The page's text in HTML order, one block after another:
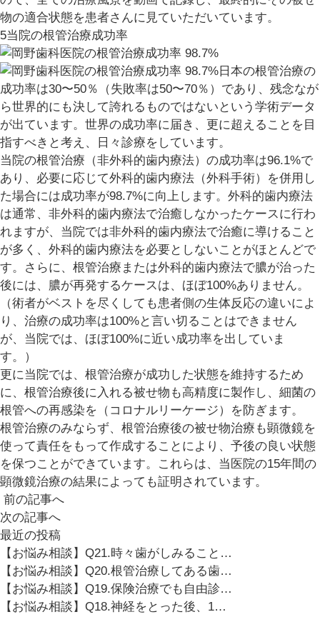
物の適合状態を患者さんに見ていただいています。
5当院の根管治療成功率
日本の根管治療の
成功率は30〜50％（失敗率は50〜70％）であり、残念なが
ら世界的にも決して誇れるものではないという学術データ
が出ています。世界の成功率に届き、更に超えることを目
指すべきと考え、日々診療をしています。
当院の根管治療（非外科的歯内療法）の成功率は96.1%で
あり、必要に応じて外科的歯内療法（外科手術）を併用し
た場合には成功率が98.7%に向上 します。外科的歯内療法
は通常、非外科的歯内療法で治癒しなかったケースに行わ
れますが、当院では非外科的歯内療法で治癒に導けること
が多く、外科的歯内療法を必要としないことがほとんどで
す。さらに、根管治療または外科的歯内療法で膿が治った
後には、 膿が再発するケースは、ほぼ100%ありません。
（術者がベストを尽くしても患者側の生体反応の違いによ
り、治療の成功率は100%と言い切ることはできません
が、当院では、ほぼ100%に近い成功率を出していま
す。）
更に当院では、根管治療が成功した状態を維持するため
に、根管治療後に入れる被せ物も高精度に製作し、細菌の
根管への再感染を（コロナルリーケージ）を防ぎます。
根管治療のみならず、根管治療後の被せ物治療も顕微鏡を
使って責任をもって作成することにより、予後の良い状態
を保つことができています。これらは、当医院の15年間の
顕微鏡治療の結果によっても証明されています。
前の記事へ
次の記事へ
最近の投稿
【お悩み相談】Q21.時々歯がしみること…
【お悩み相談】Q20.根管治療してある歯…
【お悩み相談】Q19.保険治療でも自由診…
【お悩み相談】Q18.神経をとった後、1…